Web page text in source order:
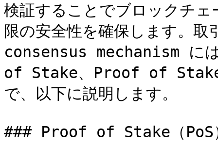
検証することでブロックチ
限の安全性を確保します。
consensus mechanism に
of Stake、Proof of
で、以下に説明します。
### Proof of Stake（PoS